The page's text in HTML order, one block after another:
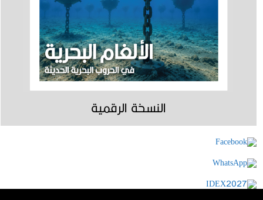
النسخة الرقمية